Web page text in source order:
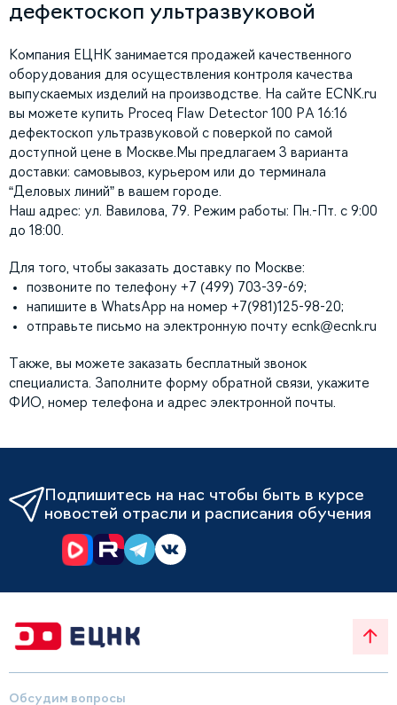
дефектоскоп ультразвуковой
Компания ЕЦНК занимается продажей качественного
оборудования для осуществления контроля качества
выпускаемых изделий на производстве. На сайте ECNK.ru
вы можете купить Proceq Flaw Detector 100 PA 16:16
дефектоскоп ультразвуковой с поверкой по самой
доступной цене в Москве.Мы предлагаем 3 варианта
доставки: самовывоз, курьером или до терминала
“Деловых линий” в вашем городе.
Наш адрес: ул. Вавилова, 79. Режим работы: Пн.-Пт. с 9:00
до 18:00.
Для того, чтобы заказать доставку по Москве:
позвоните по телефону +7 (499) 703-39-69;
напишите в WhatsApp на номер +7(981)125-98-20;
отправьте письмо на электронную почту ecnk@ecnk.ru
Также, вы можете заказать бесплатный звонок
специалиста. Заполните форму обратной связи, укажите
ФИО, номер телефона и адрес электронной почты.
Подпишитесь на нас чтобы быть в курсе
новостей отрасли и расписания обучения
Обсудим вопросы